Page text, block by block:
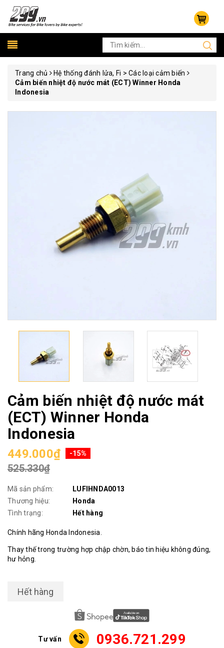
Trang chủ
Hệ thống đánh lửa, Fi > Các loại cảm biến
Cảm biến nhiệt độ nước mát (ECT) Winner Honda
Indonesia
Cảm biến nhiệt độ nước mát
(ECT) Winner Honda
Indonesia
449.000₫ -15%
525.330₫
Mã sản phẩm:
LUFIHNDA0013
Thương hiệu:
Honda
Tình trạng:
Hết hàng
Chính hãng Honda Indonesia.
Thay thế trong trường hợp chập chờn, báo tin hiệu không đúng,
hư hỏng.
Hết hàng
Tư vấn 0936.721.299